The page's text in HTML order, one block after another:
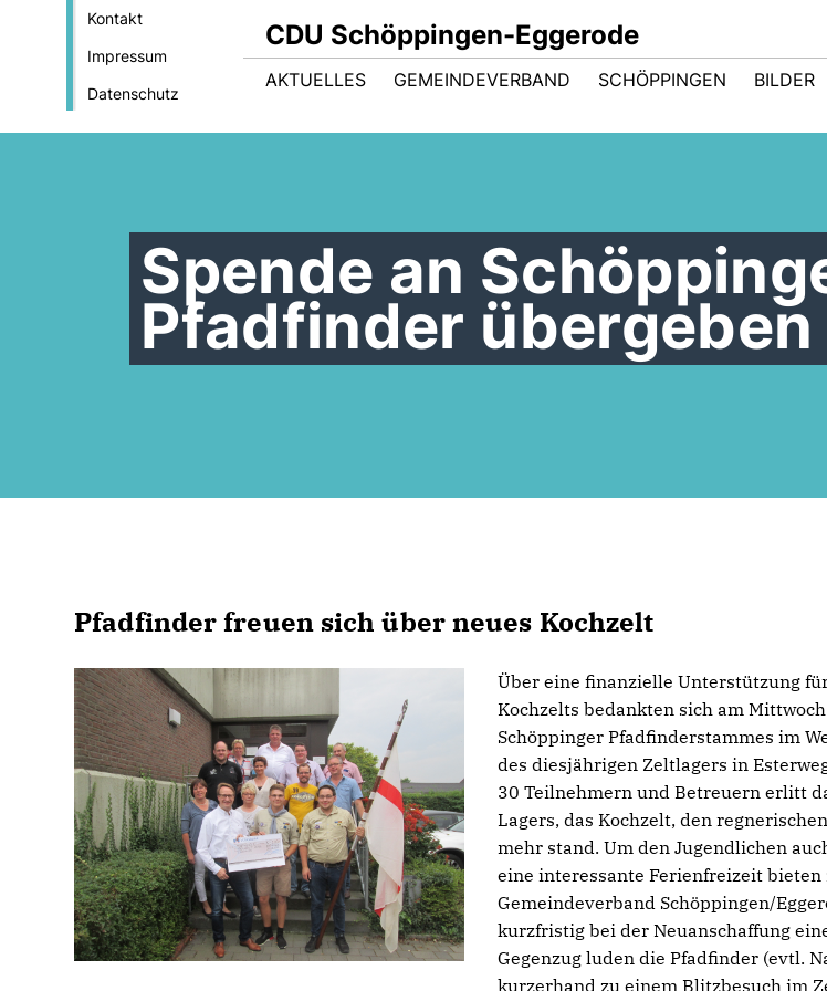
Kontakt
Impressum
Datenschutz
CDU Schöppingen-Eggerode
AKTUELLES GEMEINDEVERBAND SCHÖPPINGEN BILDER
Spende an
Pfadfinder übergeben
Pfadfinder freuen sich über neues Kochzelt
Über eine finanzielle Unterstützung
Kochzelts bedankten sich am
Schöppinger Pfadfinderstammes im
des diesjährigen Zeltlagers in
30 Teilnehmern und Betreuern erlitt
Lagers, das Kochzelt, den
mehr stand. Um den Jugendlichen
eine interessante Ferienfreizeit bieten
Gemeindeverband Schöppingen/
kurzfristig bei der Neuanschaffung
Gegenzug luden die Pfadfinder (evtl.
kurzerhand zu einem Blitzbesuch im